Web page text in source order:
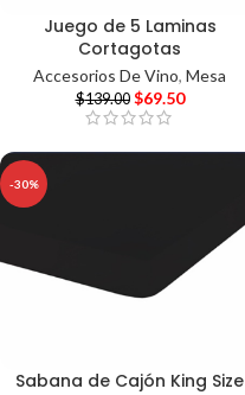
Juego de 5 Laminas
Cortagotas
Accesorios De Vino, Mesa
$139.00 $69.50
-30%
Sabana de Cajón King Size